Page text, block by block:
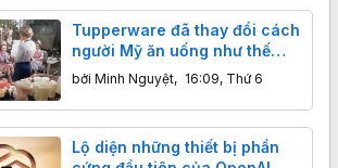
Tupperware đã thay đổi cách
người Mỹ ăn uống như thế
nào?
bởi Minh Nguyệt, 16:09, Thứ 6
Lộ diện những thiết bị phần